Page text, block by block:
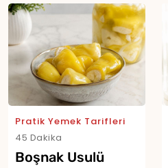
Pratik Yemek Tarifleri
45 Dakika
Boşnak Usulü